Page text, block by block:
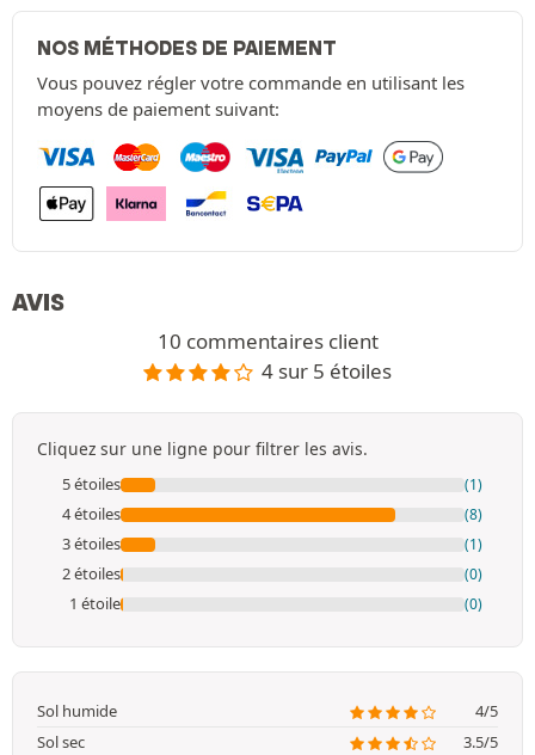
NOS MÉTHODES DE PAIEMENT
Vous pouvez régler votre commande en utilisant les
moyens de paiement suivant:
AVIS
10 commentaires client
4 sur 5 étoiles
Cliquez sur une ligne pour filtrer les avis.
5 étoiles (1)
4 étoiles (8)
3 étoiles (1)
2 étoiles (0)
1 étoile (0)
Sol humide
4/5
Sol sec
3.5/5